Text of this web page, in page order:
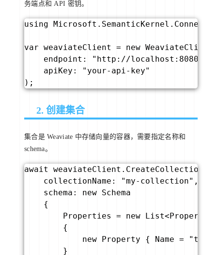
务端点和 API 密钥。
using
var weaviateClient = new
endpoint: "http://localhost:8080", //
apiKey: "your-api-key"            //
);
2. 创建集合
集合是 Weaviate 中存储向量的容器，需要指定名称和
schema。
await
collectionName: "my-collection",
schema: new Schema
{
Properties = new List<Property>
{
new Property { Name = "text",
}